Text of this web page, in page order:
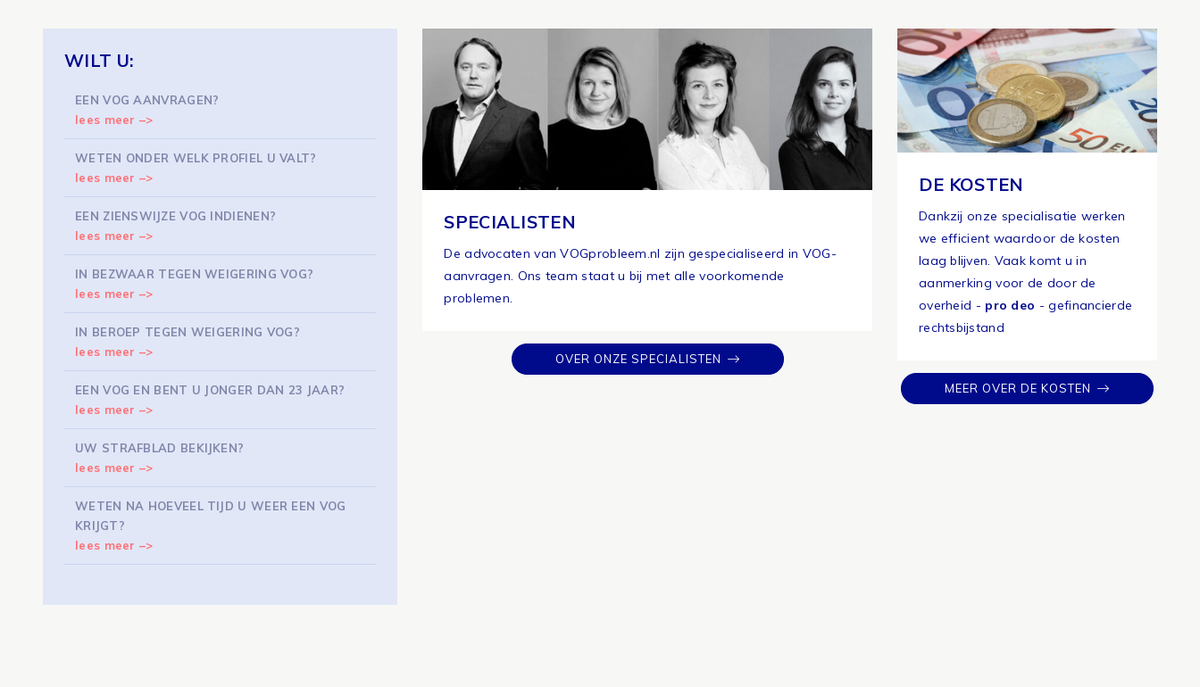
WILT U:
EEN VOG AANVRAGEN?
lees meer –>
WETEN ONDER WELK PROFIEL U VALT?
lees meer –>
EEN ZIENSWIJZE VOG INDIENEN?
lees meer –>
IN BEZWAAR TEGEN WEIGERING VOG?
lees meer –>
IN BEROEP TEGEN WEIGERING VOG?
lees meer –>
EEN VOG EN BENT U JONGER DAN 23 JAAR?
lees meer –>
UW STRAFBLAD BEKIJKEN?
lees meer –>
WETEN NA HOEVEEL TIJD U WEER EEN VOG
KRIJGT?
lees meer –>
SPECIALISTEN
De advocaten van VOGprobleem.nl zijn gespecialiseerd in VOG-
aanvragen. Ons team staat u bij met alle voorkomende
problemen.
OVER ONZE SPECIALISTEN
DE KOSTEN
Dankzij onze specialisatie werken
we efficient waardoor de kosten
laag blijven. Vaak komt u in
aanmerking voor de door de
overheid - pro deo - gefinancierde
rechtsbijstand
MEER OVER DE KOSTEN